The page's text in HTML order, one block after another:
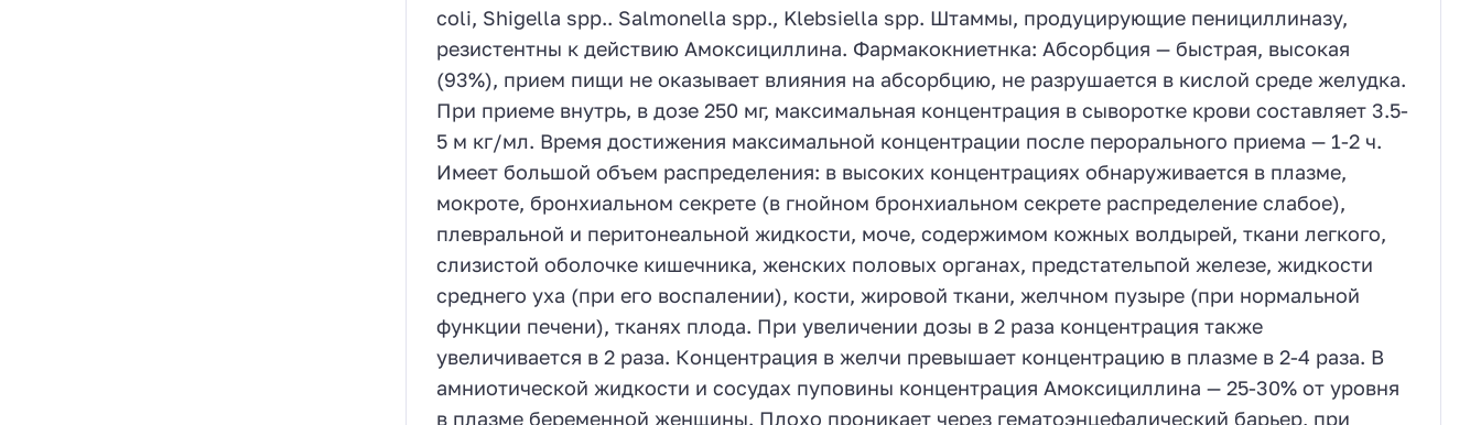
coli, Shigella spp.. Salmonella spp., Klebsiella spp. Штаммы, продуцирующие пенициллиназу,
резистентны к действию Амоксициллина. Фармакокниетнка: Абсорбция — быстрая, высокая
(93%), прием пищи не оказывает влияния на абсорбцию, не разрушается в кислой среде желудка.
При приеме внутрь, в дозе 250 мг, максимальная концентрация в сыворотке крови составляет 3.5-
5 м кг/мл. Время достижения максимальной концентрации после перорального приема — 1-2 ч.
Имеет большой объем распределения: в высоких концентрациях обнаруживается в плазме,
мокроте, бронхиальном секрете (в гнойном бронхиальном секрете распределение слабое),
плевральной и перитонеальной жидкости, моче, содержимом кожных волдырей, ткани легкого,
слизистой оболочке кишечника, женских половых органах, предстательпой железе, жидкости
среднего уха (при его воспалении), кости, жировой ткани, желчном пузыре (при нормальной
функции печени), тканях плода. При увеличении дозы в 2 раза концентрация также
увеличивается в 2 раза. Концентрация в желчи превышает концентрацию в плазме в 2-4 раза. В
амниотической жидкости и сосудах пуповины концентрация Амоксициллина — 25-30% от уровня
в плазме беременной женщины. Плохо проникает через гематоэнцефалический барьер, при